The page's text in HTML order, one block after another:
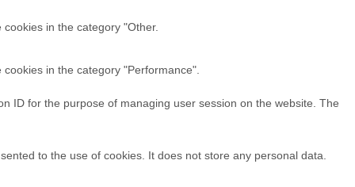
in the category "Other.
in the category "Performance".
ID for the purpose of managing user session on the website. The
to the use of cookies. It does not store any personal data.